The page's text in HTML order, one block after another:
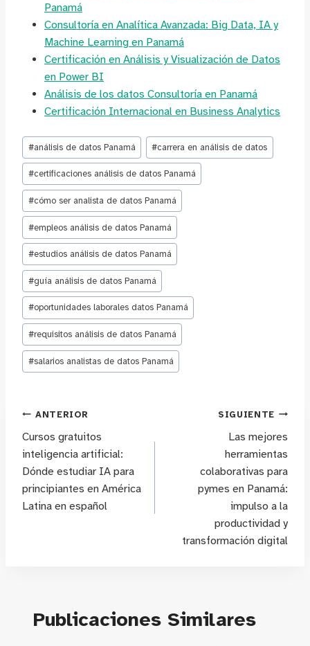
Panamá
Consultoría en Analítica Avanzada: Big Data, IA y
Machine Learning en Panamá
Certificación en Análisis y Visualización de Datos
en Power BI
Análisis de los datos Consultoría en Panamá
Certificación Internacional en Business Analytics
Etiquetas
de
la
entrada:
#análisis de datos Panamá #carrera en análisis de datos
#certificaciones análisis de datos Panamá
#cómo ser analista de datos Panamá
#empleos análisis de datos Panamá
#estudios análisis de datos Panamá
#guía análisis de datos Panamá
#oportunidades laborales datos Panamá
#requisitos análisis de datos Panamá
#salarios analistas de datos Panamá
Navegación
de
entradas
ANTERIOR
Cursos gratuitos
inteligencia artificial:
Dónde estudiar IA para
principiantes en América
Latina en español
SIGUIENTE
Las mejores
herramientas
colaborativas para
pymes en Panamá:
impulso a la
productividad y
transformación digital
Publicaciones Similares